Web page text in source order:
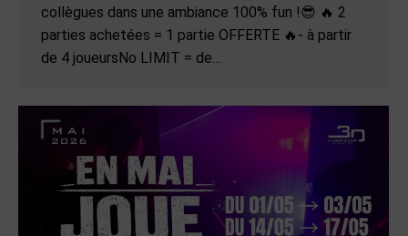
collègues dans une ambiance 100% fun !😎 🔥 2
parties achetées = 1 partie OFFERTE 🔥- à partir
de 4 joueursNo LIMIT = de…